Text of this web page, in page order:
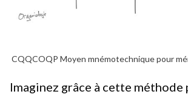
CQQCOQP Moyen mnémotechnique pour
Imaginez grâce à cette